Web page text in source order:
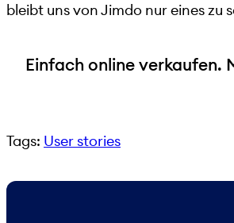
bleibt uns von Jimdo nur eines zu
Einfach online verkaufen.
Tags: User stories